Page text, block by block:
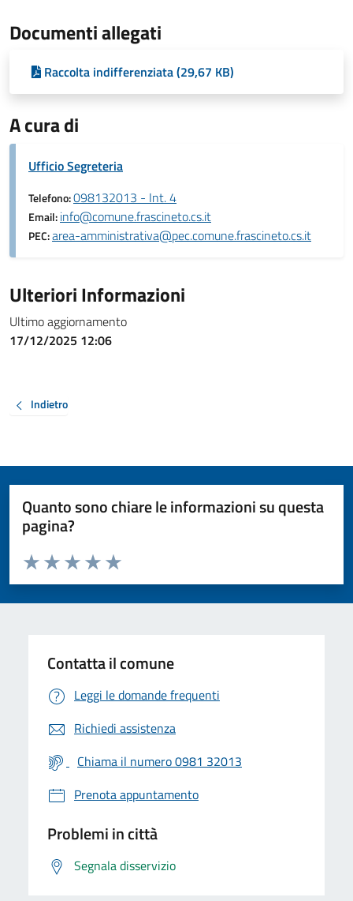
Documenti allegati
Raccolta indifferenziata (29,67 KB)
A cura di
Ufficio Segreteria
Telefono:098132013 - Int. 4
Email:info@comune.frascineto.cs.it
PEC:area-amministrativa@pec.comune.frascineto.cs.it
Ulteriori Informazioni
Ultimo aggiornamento
17/12/2025 12:06
Indietro
Quanto sono chiare le informazioni su questa
pagina?
Valuta da 1 a 5 stelle la pagina
Valuta 5 stelle su 5
Valuta 4 stelle su 5
Valuta 3 stelle su 5
Valuta 2 stelle su 5
Valuta 1 stelle su 5
Contatta il comune
Leggi le domande frequenti
Richiedi assistenza
Chiama il numero 0981 32013
Prenota appuntamento
Problemi in città
Segnala disservizio